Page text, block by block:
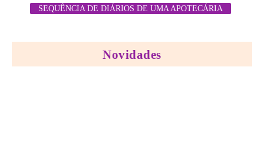
SEQUÊNCIA DE DIÁRIOS DE UMA APOTECÁRIA
Novidades